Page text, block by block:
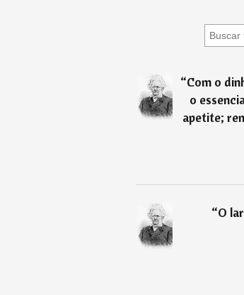
“Com o
o
apetite;
“O